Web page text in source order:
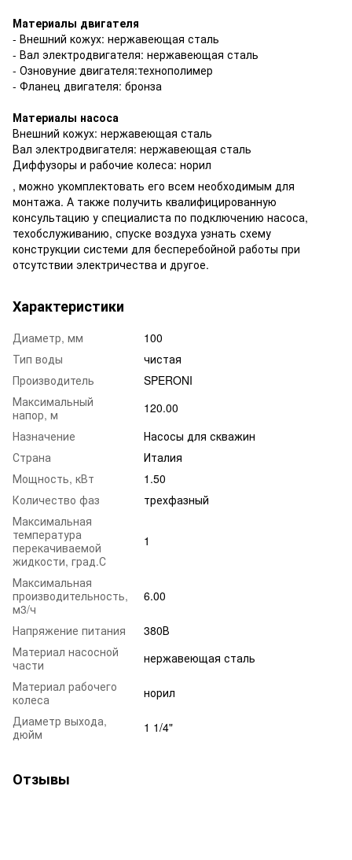
Материалы двигателя
- Внешний кожух: нержавеющая сталь
- Вал электродвигателя: нержавеющая сталь
- Озновуние двигателя:технополимер
- Фланец двигателя: бронза
Материалы насоса
Внешний кожух: нержавеющая сталь
Вал электродвигателя: нержавеющая сталь
Диффузоры и рабочие колеса: норил
, можно укомплектовать его всем необходимым для
монтажа. А также получить квалифицированную
консультацию у специалиста по подключению насоса,
техобслуживанию, спуске воздуха узнать схему
конструкции системи для бесперебойной работы при
отсутствии электричества и другое.
Характеристики
Диаметр, мм
100
Тип воды
чистая
Производитель
SPERONI
Максимальный
напор, м
120.00
Назначение
Насосы для скважин
Страна
Италия
Мощность, кВт
1.50
Количество фаз
трехфазный
Максимальная
температура
перекачиваемой
жидкости, град.С
1
Максимальная
производительность,
м3/ч
6.00
Напряжение питания
380В
Материал насосной
части
нержавеющая сталь
Материал рабочего
колеса
норил
Диаметр выхода,
дюйм
1 1/4"
Отзывы